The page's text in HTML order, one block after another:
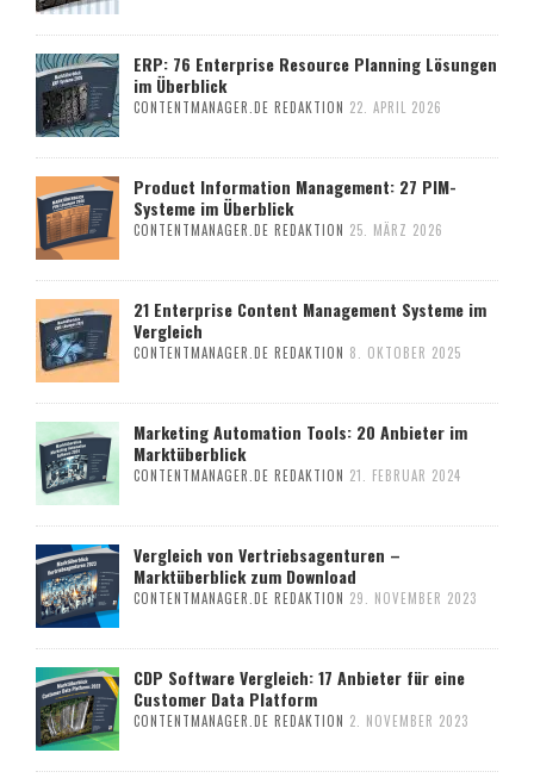
ERP: 76 Enterprise Resource Planning Lösungen
im Überblick
CONTENTMANAGER.DE REDAKTION 22. APRIL 2026
Product Information Management: 27 PIM-
Systeme im Überblick
CONTENTMANAGER.DE REDAKTION 25. MÄRZ 2026
21 Enterprise Content Management Systeme im
Vergleich
CONTENTMANAGER.DE REDAKTION 8. OKTOBER 2025
Marketing Automation Tools: 20 Anbieter im
Marktüberblick
CONTENTMANAGER.DE REDAKTION 21. FEBRUAR 2024
Vergleich von Vertriebsagenturen –
Marktüberblick zum Download
CONTENTMANAGER.DE REDAKTION 29. NOVEMBER 2023
CDP Software Vergleich: 17 Anbieter für eine
Customer Data Platform
CONTENTMANAGER.DE REDAKTION 2. NOVEMBER 2023